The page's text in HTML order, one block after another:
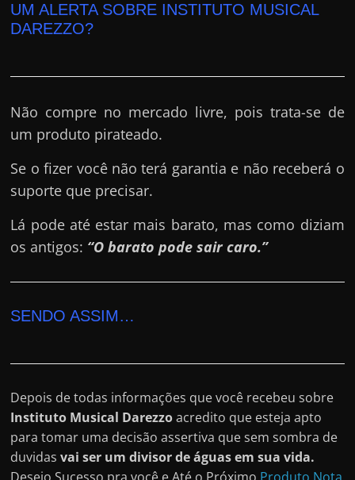
UM ALERTA SOBRE INSTITUTO MUSICAL
DAREZZO?
Não compre no mercado livre, pois trata-se de
um produto pirateado.
Se o fizer você não terá garantia e não receberá o
suporte que precisar.
Lá pode até estar mais barato, mas como diziam
os antigos: “O barato pode sair caro.”
SENDO ASSIM…
Depois de todas informações que você recebeu sobre
Instituto Musical Darezzoacredito que esteja apto
para tomar uma decisão assertiva que sem sombra de
duvidasvai ser um divisor de águas em sua vida.